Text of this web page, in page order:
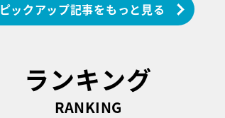
ピックアップ記事をもっと見る
ランキング
RANKING